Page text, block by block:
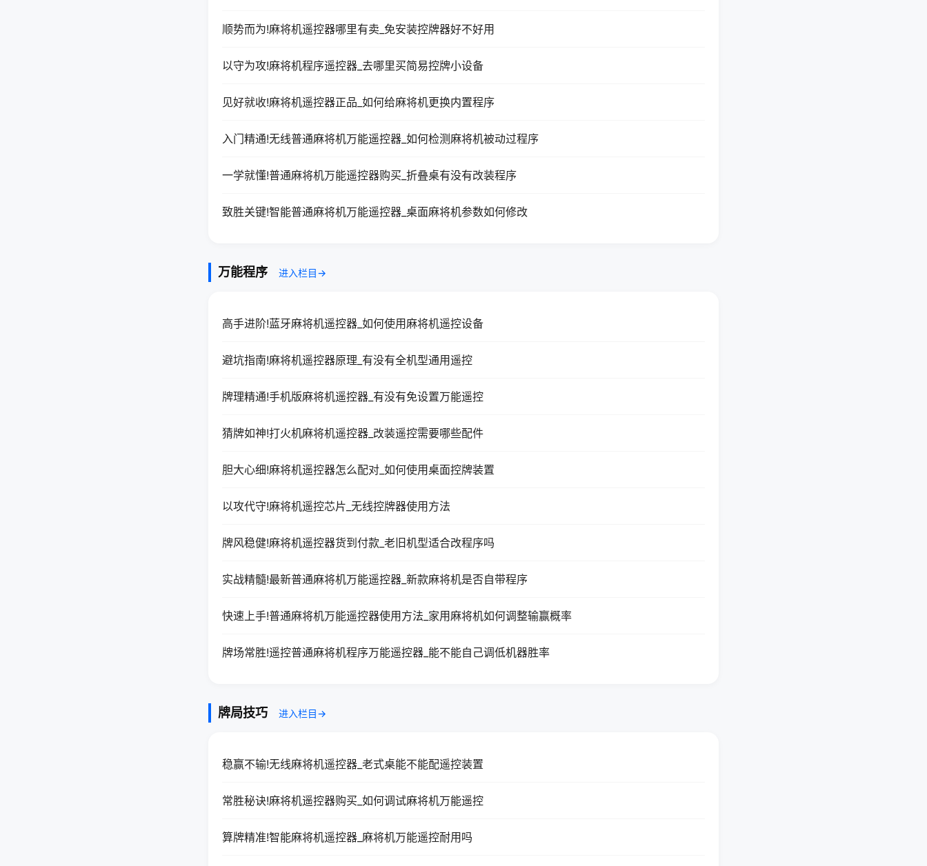
顺势而为!麻将机遥控器哪里有卖_免安装控牌器好不好用
以守为攻!麻将机程序遥控器_去哪里买简易控牌小设备
见好就收!麻将机遥控器正品_如何给麻将机更换内置程序
入门精通!无线普通麻将机万能遥控器_如何检测麻将机被动过程序
一学就懂!普通麻将机万能遥控器购买_折叠桌有没有改装程序
致胜关键!智能普通麻将机万能遥控器_桌面麻将机参数如何修改
万能程序 进入栏目→
高手进阶!蓝牙麻将机遥控器_如何使用麻将机遥控设备
避坑指南!麻将机遥控器原理_有没有全机型通用遥控
牌理精通!手机版麻将机遥控器_有没有免设置万能遥控
猜牌如神!打火机麻将机遥控器_改装遥控需要哪些配件
胆大心细!麻将机遥控器怎么配对_如何使用桌面控牌装置
以攻代守!麻将机遥控芯片_无线控牌器使用方法
牌风稳健!麻将机遥控器货到付款_老旧机型适合改程序吗
实战精髓!最新普通麻将机万能遥控器_新款麻将机是否自带程序
快速上手!普通麻将机万能遥控器使用方法_家用麻将机如何调整输赢概率
牌场常胜!遥控普通麻将机程序万能遥控器_能不能自己调低机器胜率
牌局技巧 进入栏目→
稳赢不输!无线麻将机遥控器_老式桌能不能配遥控装置
常胜秘诀!麻将机遥控器购买_如何调试麻将机万能遥控
算牌精准!智能麻将机遥控器_麻将机万能遥控耐用吗